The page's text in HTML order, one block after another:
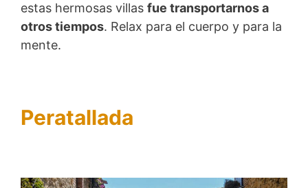
estas hermosas villas fue transportarnos a
otros tiempos. Relax para el cuerpo y para la
mente.
Peratallada